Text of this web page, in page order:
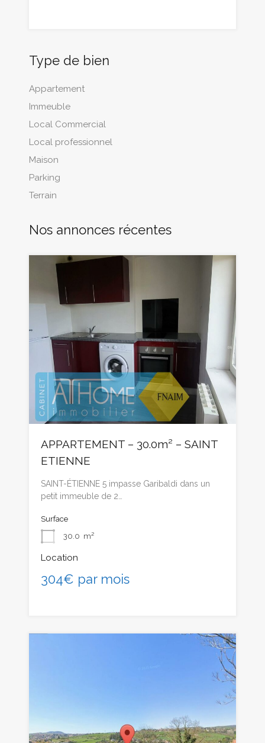
Type de bien
Appartement
Immeuble
Local Commercial
Local professionnel
Maison
Parking
Terrain
Nos annonces récentes
APPARTEMENT – 30.0m² – SAINT
ETIENNE
SAINT-ÉTIENNE 5 impasse Garibaldi dans un
petit immeuble de 2…
Surface
30.0 m²
Location
304€ par mois